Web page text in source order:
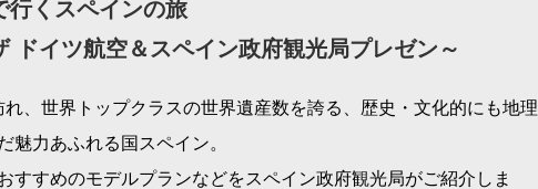
行くスペインの旅
ドイツ航空＆スペイン政府観光局プレゼン～
、世界トップクラスの世界遺産数を誇る、歴史・文化的にも地理
魅力あふれる国スペイン。
すすめのモデルプランなどをスペイン政府観光局がご紹介しま